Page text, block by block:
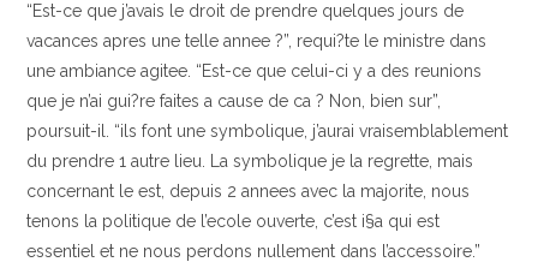
“Est-ce que j’avais le droit de prendre quelques jours de
vacances apres une telle annee ?”, requi?te le ministre dans
une ambiance agitee. “Est-ce que celui-ci y a des reunions
que je n’ai gui?re faites a cause de ca ? Non, bien sur”,
poursuit-il. “ils font une symbolique, j’aurai vraisemblablement
du prendre 1 autre lieu. La symbolique je la regrette, mais
concernant le est, depuis 2 annees avec la majorite, nous
tenons la politique de l’ecole ouverte, c’est i§a qui est
essentiel et ne nous perdons nullement dans l’accessoire.”